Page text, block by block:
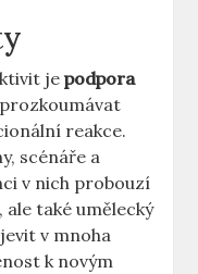
jepodpora
reakce.
scénáře a
v nich probouzí
také umělecký
v mnoha
k novým